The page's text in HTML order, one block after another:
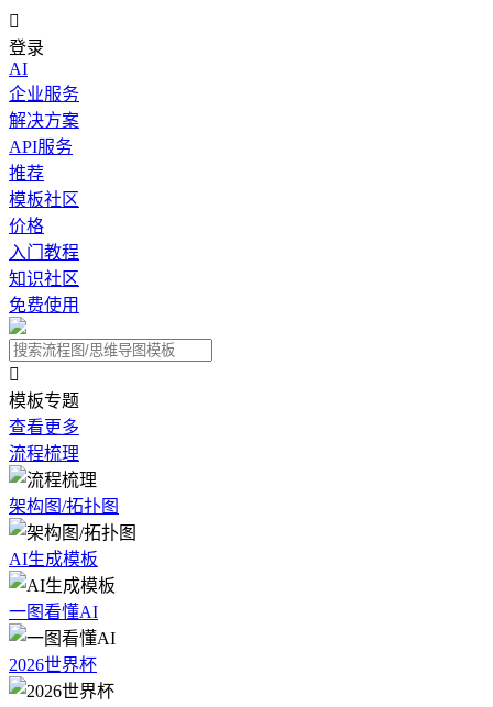

登录
AI
企业服务
解决方案
API服务
推荐
模板社区
价格
入门教程
知识社区
免费使用

模板专题
查看更多
流程梳理
架构图/拓扑图
AI生成模板
一图看懂AI
2026世界杯